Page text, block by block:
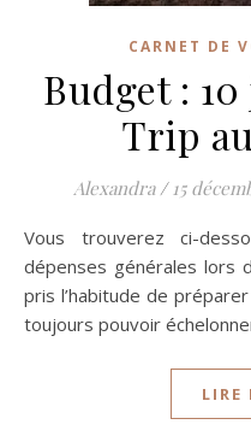
CARNET DE
Budget :
Trip
Alexandra / 15
Vous trouverez ci-dessous une infographie sur nos
dépenses générales lors
pris l’habitude de
toujours pouvoir
LIRE